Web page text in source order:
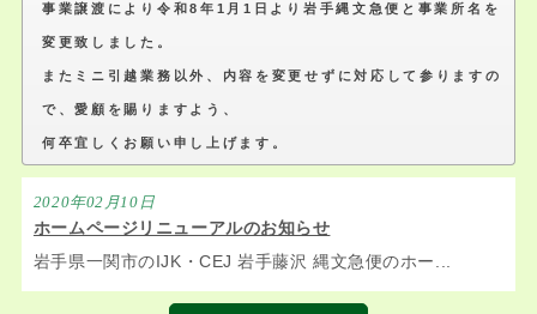
事業譲渡により令和8年1月1日より岩手縄文急便と事業所名を
変更致しました。
またミニ引越業務以外、内容を変更せずに対応して参りますの
で、愛顧を賜りますよう、
何卒宜しくお願い申し上げます。
2020年02月10日
ホームページリニューアルのお知らせ
岩手県一関市のIJK・CEJ 岩手藤沢 縄文急便のホー...